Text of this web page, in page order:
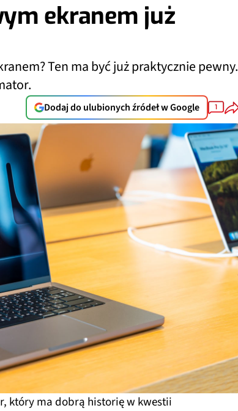
ekranem już
Ten ma być już praktycznie pewny.
Dodaj do ulubionych źródeł w Google 1
który ma dobrą historię w kwestii